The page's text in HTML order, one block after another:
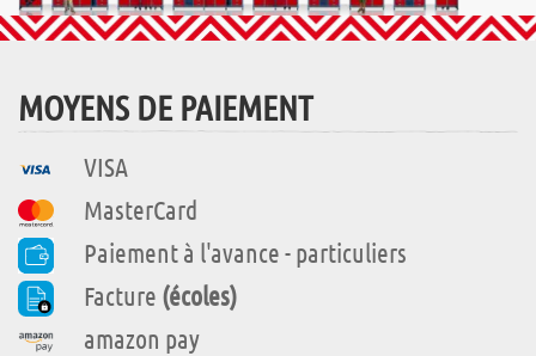
MOYENS DE PAIEMENT
VISA
MasterCard
Paiement à l'avance - particuliers
Facture (écoles)
amazon pay